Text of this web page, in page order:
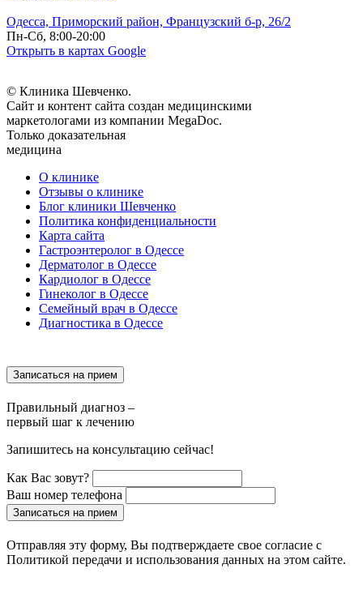
Одесса, Приморский район, Французский б-р, 26/2
Пн-Сб, 8:00-20:00
Открыть в картах Google
© Клиника Шевченко.
Сайт и контент сайта создан медицинскими
маркетологами из компании MegaDoc.
Только доказательная
медицина
О клинике
Отзывы о клинике
Блог клиники Шевченко
Политика конфиденциальности
Карта сайта
Гастроэнтеролог в Одессе
Дерматолог в Одессе
Кардиолог в Одессе
Гинеколог в Одессе
Семейный врач в Одессе
Диагностика в Одессе
Записаться на прием
Правильный диагноз –
первый шаг к лечению
Запишитесь на консультацию сейчас!
Как Вас зовут?
Ваш номер телефона
Записаться на прием
Отправляя эту форму, Вы подтверждаете свое согласие с
Политикой передачи и использования данных на этом сайте.